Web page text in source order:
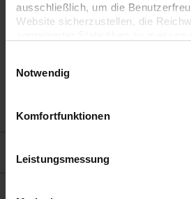
ausschließlich, um die
Website sicherzustellen, die
Ihre Einwilligung ist freiwillig und
Link „Cookie-Einstellungen“ im
verwendeten Technologien und
Daten finden Sie in unserer
Notwendig
Komfortfunktionen
Leistungsmessung
Begleiter für Schule und Büro. Sie
daher und sind circa 25 x 7 mm groß.
2 Radiergummis
Größe: 25 x 7 mm